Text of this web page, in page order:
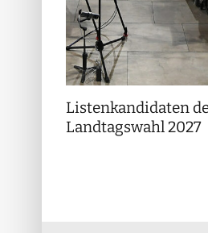
Listenkandidaten
Landtagswahl 2027